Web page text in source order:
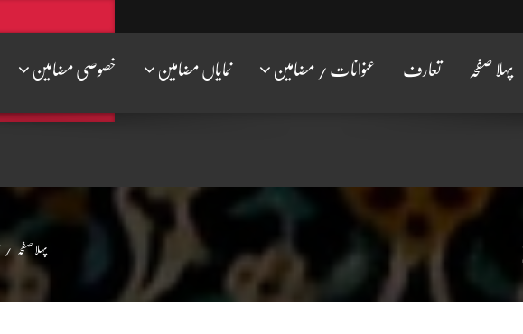
پہلا صفحہ تعارف عنوانات / مضامین نمایاں مضامین خصوصی مضامین
پہلا صفحہ